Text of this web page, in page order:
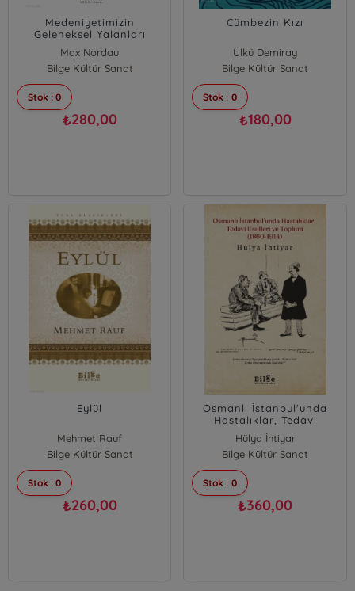
Medeniyetimizin
Geleneksel Yalanları
Max Nordau
Bilge Kültür Sanat
Stok : 0
₺280,00
Cümbezin Kızı
Ülkü Demiray
Bilge Kültür Sanat
Stok : 0
₺180,00
Eylül
Mehmet Rauf
Bilge Kültür Sanat
Stok : 0
₺260,00
Osmanlı İstanbul'unda
Hastalıklar, Tedavi
Usulleri ve Toplum (1860-
1914)
Hülya İhtiyar
Bilge Kültür Sanat
Stok : 0
₺360,00